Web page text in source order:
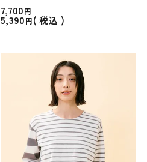
7,700
5,390 税込